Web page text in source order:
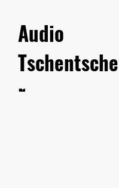
Audio
Tschentsche
r